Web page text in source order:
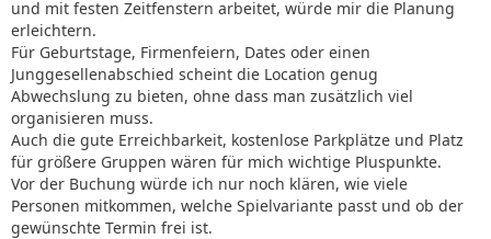
und mit festen Zeitfenstern arbeitet, würde mir die Planung
erleichtern.
Für Geburtstage, Firmenfeiern, Dates oder einen
Junggesellenabschied scheint die Location genug
Abwechslung zu bieten, ohne dass man zusätzlich viel
organisieren muss.
Auch die gute Erreichbarkeit, kostenlose Parkplätze und Platz
für größere Gruppen wären für mich wichtige Pluspunkte.
Vor der Buchung würde ich nur noch klären, wie viele
Personen mitkommen, welche Spielvariante passt und ob der
gewünschte Termin frei ist.